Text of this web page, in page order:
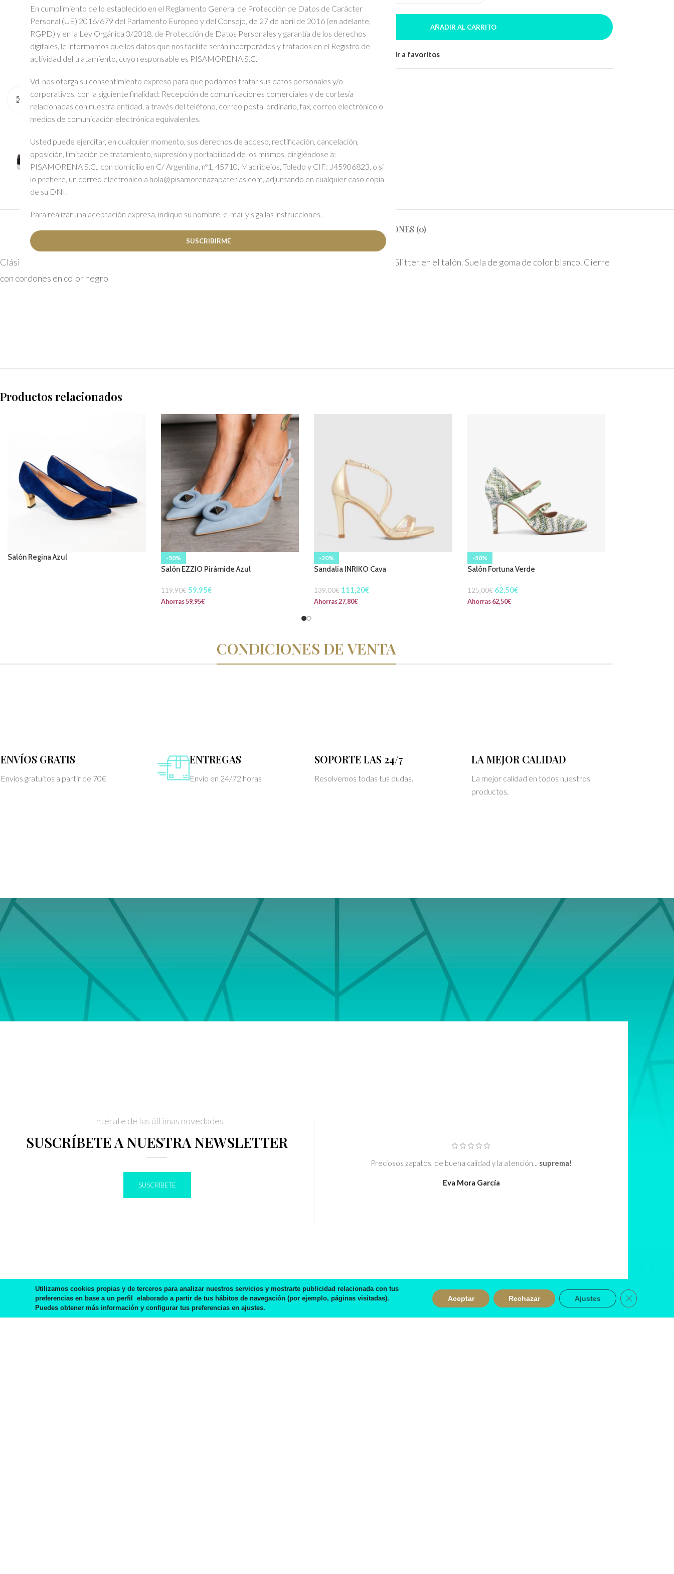
En cumplimiento de lo establecido en el Reglamento General de Protección de Datos de Carácter
Personal (UE) 2016/679 del Parlamento Europeo y del Consejo, de 27 de abril de 2016 (en adelante,
RGPD) y en la Ley Orgánica 3/2018, de Protección de Datos Personales y garantía de los derechos
digitales, le informamos que los datos que nos facilite serán incorporados y tratados en el Registro de
actividad del tratamiento, cuyo responsable es PISAMORENA S.C.
Vd. nos otorga su consentimiento expreso para que podamos tratar sus datos personales y/o
corporativos, con la siguiente finalidad: Recepción de comunicaciones comerciales y de cortesía
relacionadas con nuestra entidad, a través del teléfono, correo postal ordinario, fax, correo electrónico o
medios de comunicación electrónica equivalentes.
Usted puede ejercitar, en cualquier momento, sus derechos de acceso, rectificación, cancelación,
oposición, limitación de tratamiento, supresión y portabilidad de los mismos, dirigiéndose a:
PISAMORENA S.C., con domicilio en C/ Argentina, nº1, 45710, Madridejos, Toledo y CIF: J45906823, o si
lo prefiere, un correo electrónico a hola@pisamorenazapaterias.com, adjuntando en cualquier caso copia
de su DNI.
Para realizar una aceptación expresa, indique su nombre, e-mail y siga las instrucciones.
Click to enlarge
AÑADIR AL CARRITO
Añadir a favoritos
SKU: N/D
DESCRIPCIÓNINFORMACIÓN ADICIONALVALORACIONES (0)
Clásica zapatilla Kenton en color negro Pepe Jeans. El material es efecto piel, y tiene unos detalles de Glitter en el talón. Suela de goma de color blanco. Cierre
con cordones en color negro
Productos relacionados
Salón Regina Azul -50%
Salón EZZIO Pirámide Azul
119,90€ 59,95€
Ahorras59,95€
-20%
Sandalia INRIKO Cava
139,00€ 111,20€
Ahorras27,80€
-50%
Salón Fortuna Verde
125,00€ 62,50€
Ahorras62,50€
CONDICIONES DE VENTA
ENVÍOS GRATIS
Envíos gratuitos a partir de 70€
ENTREGAS
Envío en 24/72 horas
SOPORTE LAS 24/7
Resolvemos todas tus dudas.
LA MEJOR CALIDAD
La mejor calidad en todos nuestros
productos.
Entérate de las últimas novedades
SUSCRÍBETE A NUESTRA NEWSLETTER
SUSCRÍBETE
Preciosos zapatos, de buena calidad y la atención... suprema!
Eva Mora García
Utilizamos cookies propias y de terceros para analizar nuestros servicios y mostrarte publicidad relacionada con tus
preferencias en base a un perfil elaborado a partir de tus hábitos de navegación (por ejemplo, páginas visitadas).
Puedes obtener más información y configurar tus preferencias en ajustes.
Aceptar Rechazar Ajustes Cerrar el